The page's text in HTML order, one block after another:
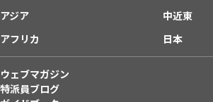
アジア
中近東
アフリカ
日本
ウェブマガジン
特派員ブログ